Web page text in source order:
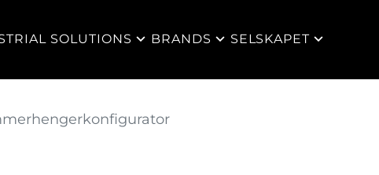
SOLUTIONS BRANDS SELSKAPET